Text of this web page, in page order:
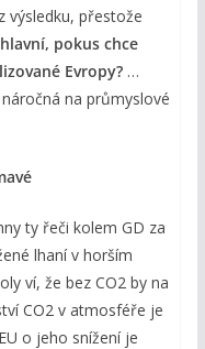
výsledku, přestože
pokus chce
Evropy?…
na průmyslové
ty řeči kolem GD za
lhaní v horším
ví, že bez CO2 by na
CO2 v atmosféře je
o jeho snížení je